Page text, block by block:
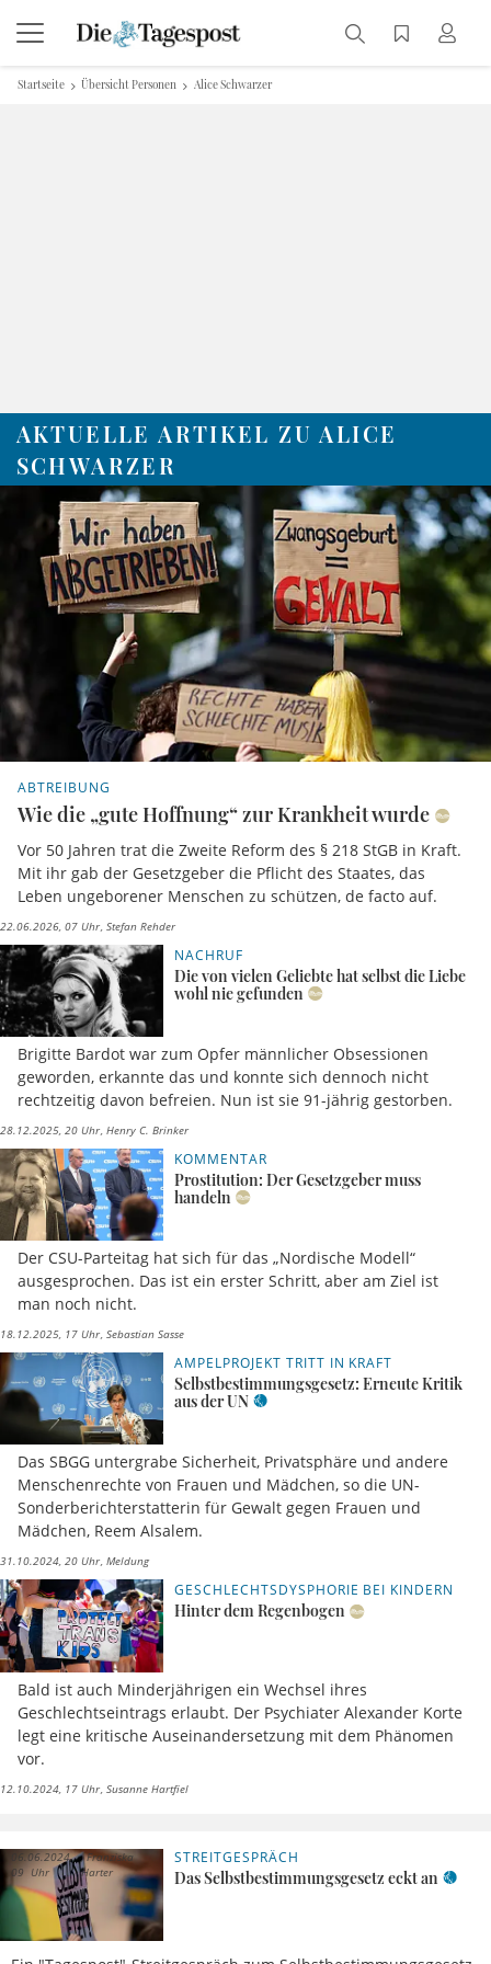
Startseite Übersicht Personen Alice Schwarzer
AKTUELLE ARTIKEL ZU ALICE
SCHWARZER
ABTREIBUNG
Wie die „gute Hoffnung“ zur Krankheit wurde
Vor 50 Jahren trat die Zweite Reform des § 218 StGB in Kraft.
Mit ihr gab der Gesetzgeber die Pflicht des Staates, das
Leben ungeborener Menschen zu schützen, de facto auf.
22.06.2026, 07 Uhr Stefan Rehder
NACHRUF
Die von vielen Geliebte hat selbst die Liebe
wohl nie gefunden
Brigitte Bardot war zum Opfer männlicher Obsessionen
geworden, erkannte das und konnte sich dennoch nicht
rechtzeitig davon befreien. Nun ist sie 91-jährig gestorben.
28.12.2025, 20 Uhr Henry C. Brinker
KOMMENTAR
Prostitution: Der Gesetzgeber muss
handeln
Der CSU-Parteitag hat sich für das „Nordische Modell“
ausgesprochen. Das ist ein erster Schritt, aber am Ziel ist
man noch nicht.
18.12.2025, 17 Uhr Sebastian Sasse
AMPELPROJEKT TRITT IN KRAFT
Selbstbestimmungsgesetz: Erneute Kritik
aus der UN
Das SBGG untergrabe Sicherheit, Privatsphäre und andere
Menschenrechte von Frauen und Mädchen, so die UN-
Sonderberichterstatterin für Gewalt gegen Frauen und
Mädchen, Reem Alsalem.
31.10.2024, 20 Uhr Meldung
GESCHLECHTSDYSPHORIE BEI KINDERN
Hinter dem Regenbogen
Bald ist auch Minderjährigen ein Wechsel ihres
Geschlechtseintrags erlaubt. Der Psychiater Alexander Korte
legt eine kritische Auseinandersetzung mit dem Phänomen
vor.
12.10.2024, 17 Uhr Susanne Hartfiel
STREITGESPRÄCH
Das Selbstbestimmungsgesetz eckt an
06.06.2024,
09 Uhr
Franziska
Harter